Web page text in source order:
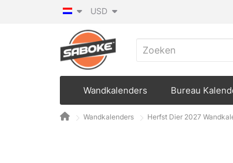
USD
Wandkalenders Bureau
Wandkalenders Herfst Dier 2027